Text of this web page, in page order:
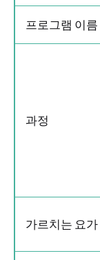
프로그램 이름
과정
가르치는 요가